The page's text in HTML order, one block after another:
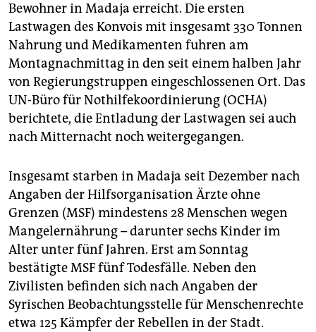
Bewohner in Madaja erreicht. Die ersten
Lastwagen des Konvois mit insgesamt 330 Tonnen
Nahrung und Medikamenten fuhren am
Montagnachmittag in den seit einem halben Jahr
von Regierungstruppen eingeschlossenen Ort. Das
UN-Büro für Nothilfekoordinierung (OCHA)
berichtete, die Entladung der Lastwagen sei auch
nach Mitternacht noch weitergegangen.
Insgesamt starben in Madaja seit Dezember nach
Angaben der Hilfsorganisation Ärzte ohne
Grenzen (MSF) mindestens 28 Menschen wegen
Mangelernährung – darunter sechs Kinder im
Alter unter fünf Jahren. Erst am Sonntag
bestätigte MSF fünf Todesfälle. Neben den
Zivilisten befinden sich nach Angaben der
Syrischen Beobachtungsstelle für Menschenrechte
etwa 125 Kämpfer der Rebellen in der Stadt.